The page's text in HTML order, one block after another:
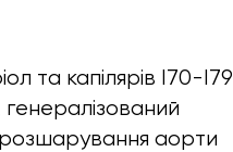
та капілярів I70-I79
генералізований
аорти